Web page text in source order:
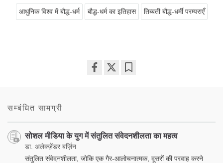
आधुनिक विश्व में बौद्ध-धर्म बौद्ध-धर्म का इतिहास तिब्बती बौद्ध-धर्मी परम्पराएँ
सम्बंधित सामग्री
सोशल मीडिया के युग में संतुलित संवेदनशीलता का महत्व
डा. अलेक्ज़ेंडर बर्ज़िन
संतुलित संवेदनशीलता, जोकि एक गैर-आलोचनात्मक, दूसरों की परवाह करने